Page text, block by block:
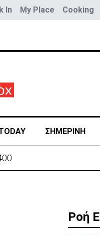
In My Place Cooking
ΣΗΜΕΡΙΝΗ
Ροή